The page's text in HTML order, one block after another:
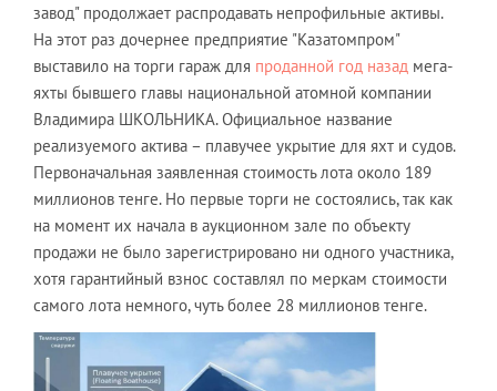
завод" продолжает распродавать непрофильные активы.
На этот раз дочернее предприятие "Казатомпром"
выставило на торги гараж для проданной год назад мега-
яхты бывшего главы национальной атомной компании
Владимира ШКОЛЬНИКА. Официальное название
реализуемого актива – плавучее укрытие для яхт и судов.
Первоначальная заявленная стоимость лота около 189
миллионов тенге. Но первые торги не состоялись, так как
на момент их начала в аукционном зале по объекту
продажи не было зарегистрировано ни одного участника,
хотя гарантийный взнос составлял по меркам стоимости
самого лота немного, чуть более 28 миллионов тенге.